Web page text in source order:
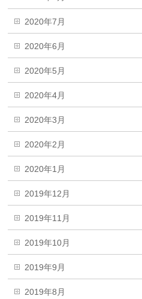
2020年7月
2020年6月
2020年5月
2020年4月
2020年3月
2020年2月
2020年1月
2019年12月
2019年11月
2019年10月
2019年9月
2019年8月